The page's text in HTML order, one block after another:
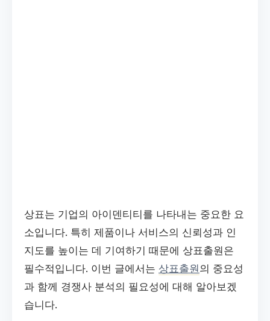
상표는 기업의 아이덴티티를 나타내는 중요한 요
소입니다. 특히 제품이나 서비스의 신뢰성과 인
지도를 높이는 데 기여하기 때문에 상표출원은
필수적입니다. 이번 글에서는 상표출원 의 중요성
과 함께 경쟁사 분석의 필요성에 대해 알아보겠
습니다.